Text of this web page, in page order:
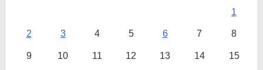
1
2 3 4 5 6 7 8
9 10 11 12 13 14 15